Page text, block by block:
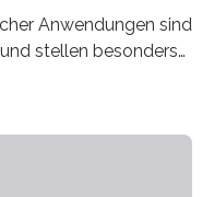
Anwendungen sind
stellen besonders
dar.